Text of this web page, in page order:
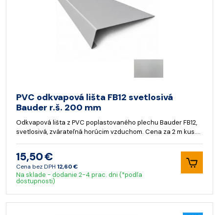
PVC odkvapová lišta FB12 svetlosivá
Bauder r.š. 200 mm
Odkvapová lišta z PVC poplastovaného plechu Bauder FB12,
svetlosivá, zvárateľná horúcim vzduchom. Cena za 2 m kus.…
15,50 €
Cena bez DPH 12,60 €
Na sklade - dodanie 2-4 prac. dni (*podľa
dostupnosti)